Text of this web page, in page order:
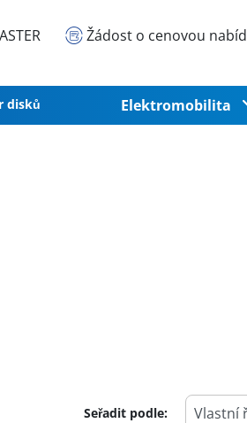
Žádost o cenovou
disků Elektromobilita
Seřadit podle: